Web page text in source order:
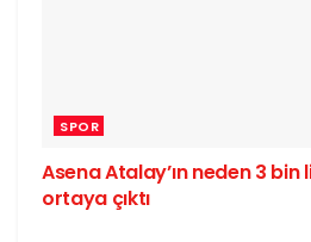
SPOR
Asena Atalay’ın neden 3 bin
ortaya çıktı